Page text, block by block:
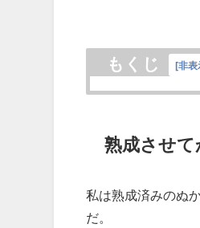
もくじ [非表
熟成させ
私は熟成済みのぬ
だ。